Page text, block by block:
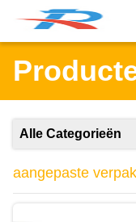
Alle Categorieën
aangepaste